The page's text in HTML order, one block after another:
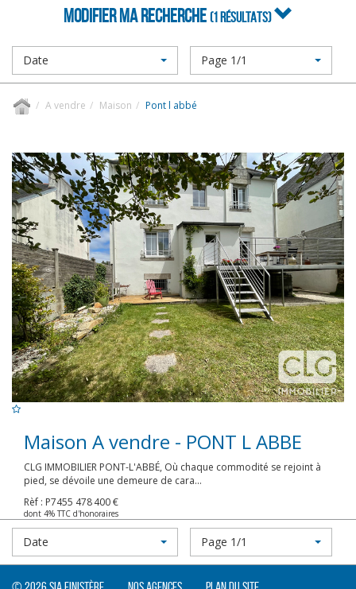
MODIFIER MA RECHERCHE (1 RÉSULTATS)
Page 1/1
Date
A vendre Maison Pont l abbé
Maison A vendre - PONT L ABBE
CLG IMMOBILIER PONT-L'ABBÉ, Où chaque commodité se rejoint à
pied, se dévoile une demeure de cara...
Rèf : P7455 478 400 €
dont 4% TTC d'honoraires
Page 1/1
Date